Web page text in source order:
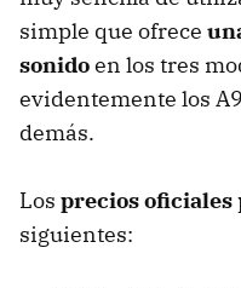
simple que ofrece
sonidoen los tres
evidentemente los
demás.
Los precios oficiales
siguientes: